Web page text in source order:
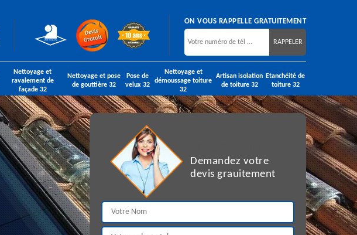
ON VOUS RAPPELLE GRATUITEMENT
Nettoyage et
ravalement de
façade 32
Nettoyage et pose
de gouttière 32
Pose de
velux 32
Nettoyage et
démoussage toiture
32
Artisan isolation
de toiture 32
Etanchéité de
toiture 32
Demandez votre
devis grauitement